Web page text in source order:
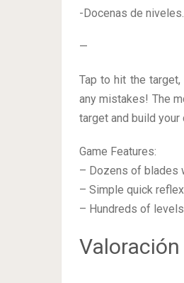
-Docenas de niveles.
—
Tap to hit the
any mistakes! The
target and build
Game Features:
– Dozens of blades
– Simple quick
– Hundreds of